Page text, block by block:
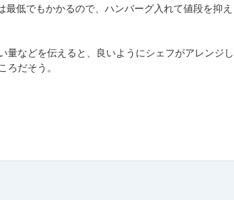
低でもかかるので、ハンバーグ入れて値段を抑え
量などを伝えると、良いようにシェフがアレンジし
ろだそう。